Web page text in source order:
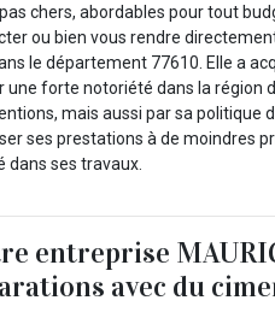
chers, abordables pour tout
ou bien vous rendre
le département 77610. Elle a
une forte notoriété dans la région
mais aussi par sa politique
ses prestations à de moindres
dans ses travaux.
entreprise
avec du